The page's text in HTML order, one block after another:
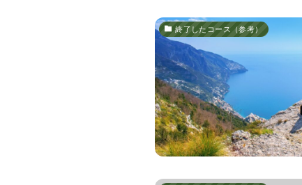
終了したコース（参考）